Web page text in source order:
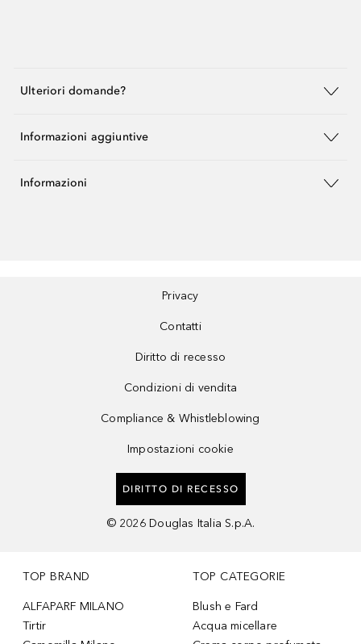
Ulteriori domande?
Informazioni aggiuntive
Informazioni
Privacy
Contatti
Diritto di recesso
Condizioni di vendita
Compliance & Whistleblowing
Impostazioni cookie
DIRITTO DI RECESSO
© 2026 Douglas Italia S.p.A.
TOP BRAND
ALFAPARF MILANO
Tirtir
TOP CATEGORIE
Blush e Fard
Acqua micellare